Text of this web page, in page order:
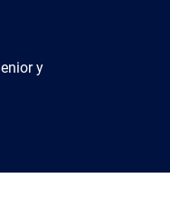
y